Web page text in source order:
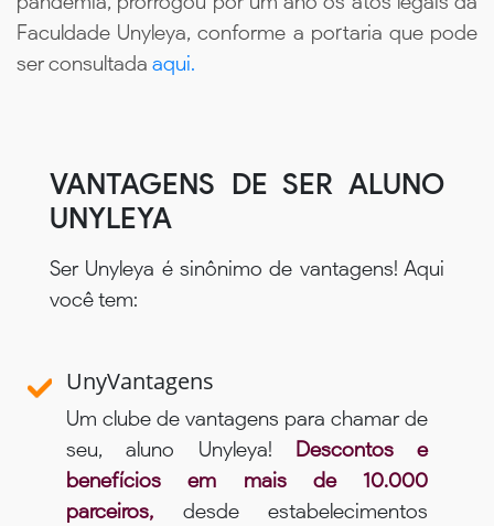
Faculdade Unyleya, conforme a portaria que pode
ser consultada aqui.
VANTAGENS DE SER ALUNO
UNYLEYA
Ser Unyleya é sinônimo de vantagens! Aqui
você tem:
UnyVantagens
Um clube de vantagens para chamar de
seu, aluno Unyleya! Descontos e
benefícios em mais de 10.000
parceiros, desde estabelecimentos